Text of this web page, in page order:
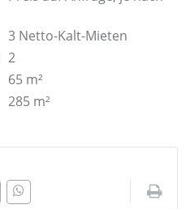
3 Netto-Kalt-Mieten
2
65 m²
285 m²